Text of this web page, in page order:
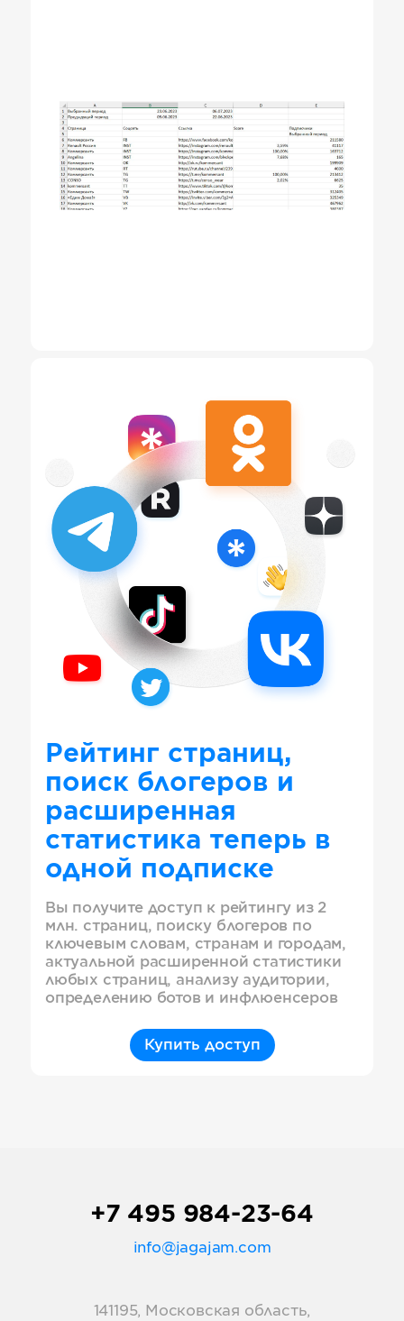
Рейтинг страниц,
поиск блогеров и
расширенная
статистика теперь в
одной подписке
Вы получите доступ к рейтингу из 2
млн. страниц, поиску блогеров по
ключевым словам, странам и городам,
актуальной расширенной статистики
любых страниц, анализу аудитории,
определению ботов и инфлюенсеров
Купить доступ
+7 495 984-23-64
info@jagajam.com
141195, Московская область,